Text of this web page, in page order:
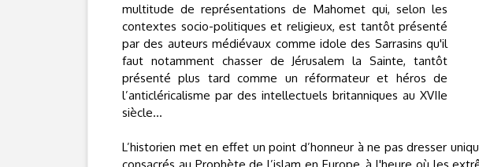
multitude de représentations de Mahomet qui, selon les
contextes socio-politiques et religieux, est tantôt présenté
par des auteurs médiévaux comme idole des Sarrasins qu'il
faut notamment chasser de Jérusalem la Sainte, tantôt
présenté plus tard comme un réformateur et héros de
l’anticléricalisme par des intellectuels britanniques au XVIIe
siècle...
L’historien met en effet un point d’honneur à ne pas dresser